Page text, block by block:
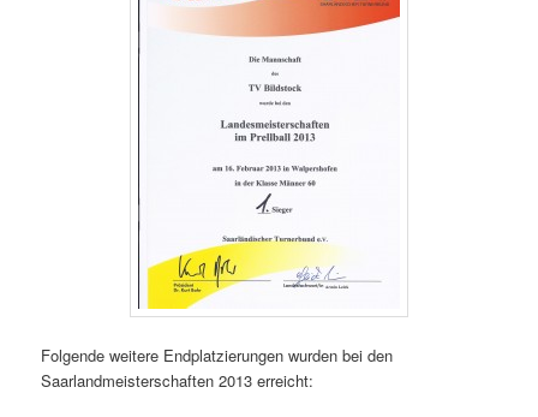
Folgende weitere Endplatzierungen wurden bei den
Saarlandmeisterschaften 2013 erreicht: